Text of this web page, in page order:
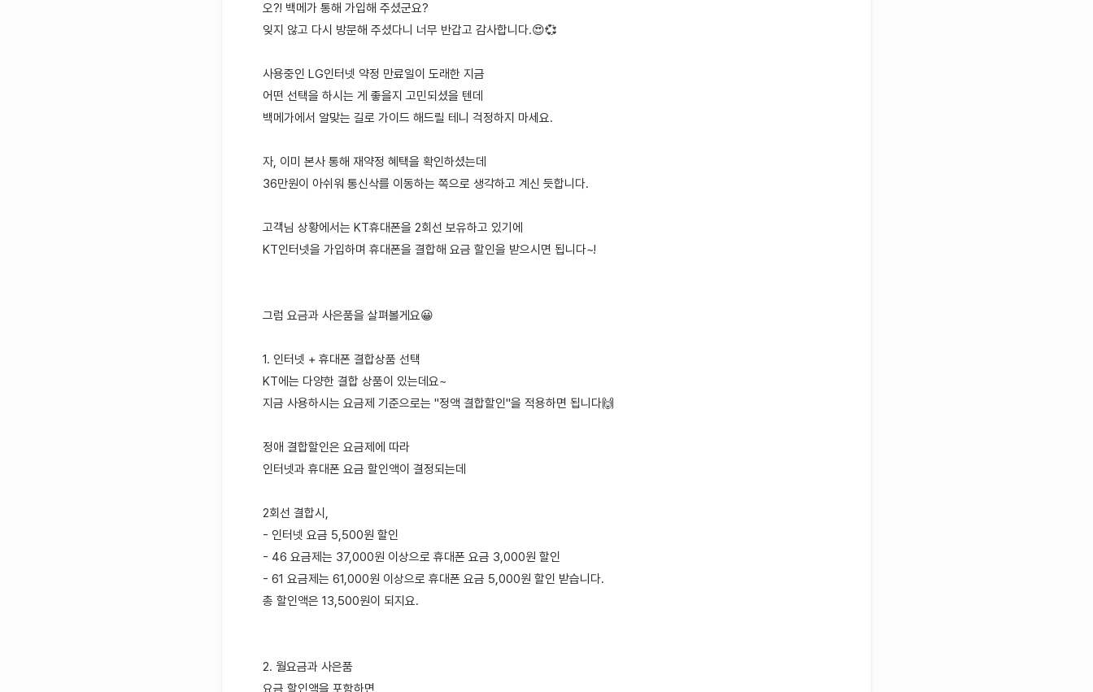
오?! 백메가 통해 가입해 주셨군요?
잊지 않고 다시 방문해 주셨다니 너무 반갑고 감사합니다.😍💞
사용중인 LG인터넷 약정 만료일이 도래한 지금
어떤 선택을 하시는 게 좋을지 고민되셨을 텐데
백메가에서 알맞는 길로 가이드 해드릴 테니 걱정하지 마세요.
자, 이미 본사 통해 재약정 혜택을 확인하셨는데
36만원이 아쉬워 통신삭를 이동하는 쪽으로 생각하고 계신 듯합니다.
고객님 상황에서는 KT휴대폰을 2회선 보유하고 있기에
KT인터넷을 가입하며 휴대폰을 결합해 요금 할인을 받으시면 됩니다~!
그럼 요금과 사은품을 살펴볼게요😀
1. 인터넷 + 휴대폰 결합상품 선택
KT에는 다양한 결합 상품이 있는데요~
지금 사용하시는 요금제 기준으로는 "정액 결합할인"을 적용하면 됩니다🙌
정애 결합할인은 요금제에 따라
인터넷과 휴대폰 요금 할인액이 결정되는데
2회선 결합시,
- 인터넷 요금 5,500원 할인
- 46 요금제는 37,000원 이상으로 휴대폰 요금 3,000원 할인
- 61 요금제는 61,000원 이상으로 휴대폰 요금 5,000원 할인 받습니다.
총 할인액은 13,500원이 되지요.
2. 월요금과 사은품
요금 할인액을 포함하면,